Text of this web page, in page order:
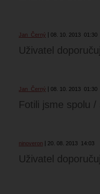
Jan_Černý 08. 10. 2013 01:30
Uživatel
Jan_Černý 08. 10. 2013 01:30
Fotili jsme spolu
ninoveron 20. 08. 2013 14:03
Uživatel